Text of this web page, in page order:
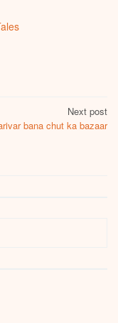
Next post
bana chut ka bazaar